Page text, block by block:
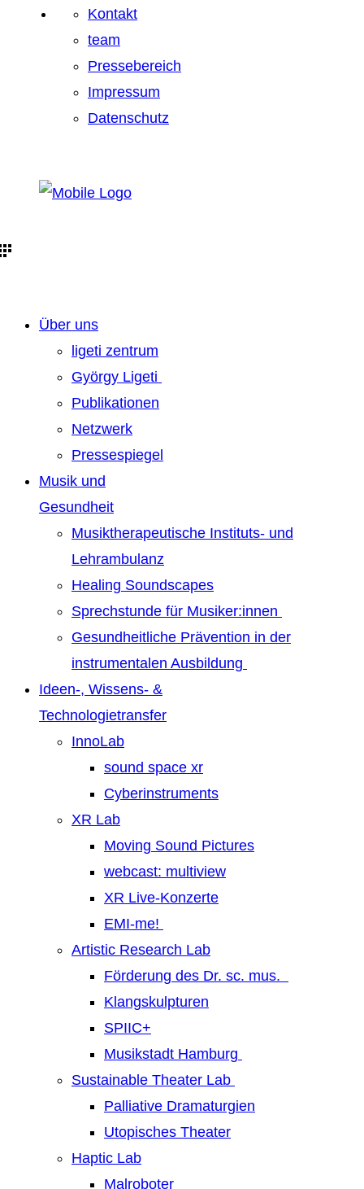
Kontakt
team
Pressebereich
Impressum
Datenschutz
Über uns
ligeti zentrum
György Ligeti
Publikationen
Netzwerk
Pressespiegel
Musik und
Gesundheit
Musiktherapeutische Instituts- und
Lehrambulanz
Healing Soundscapes
Sprechstunde für Musiker:innen
Gesundheitliche Prävention in der
instrumentalen Ausbildung
Ideen-, Wissens- &
Technologietransfer
InnoLab
sound space xr
Cyberinstruments
XR Lab
Moving Sound Pictures
webcast: multiview
XR Live-Konzerte
EMI-me!
Artistic Research Lab
Förderung des Dr. sc. mus.
Klangskulpturen
SPIIC+
Musikstadt Hamburg
Sustainable Theater Lab
Palliative Dramaturgien
Utopisches Theater
Haptic Lab
Malroboter